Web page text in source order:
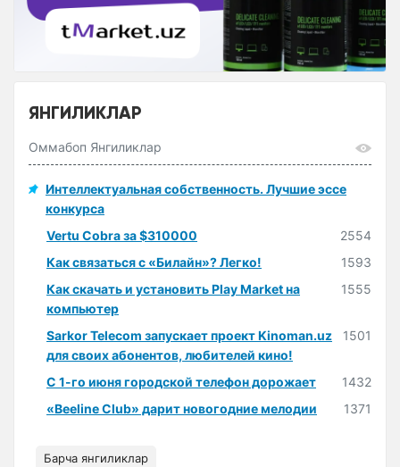
ЯНГИЛИКЛАР
Оммабоп Янгиликлар
Интеллектуальная собственность. Лучшие эссе
конкурса
Vertu Cobra за $310000
2554
Как связаться с «Билайн»? Легко!
1593
Как скачать и установить Play Market на
компьютер
1555
Sarkor Telecom запускает проект Kinoman.uz
для своих абонентов, любителей кино!
1501
С 1-го июня городской телефон дорожает
1432
«Beeline Club» дарит новогодние мелодии
1371
Барча янгиликлар